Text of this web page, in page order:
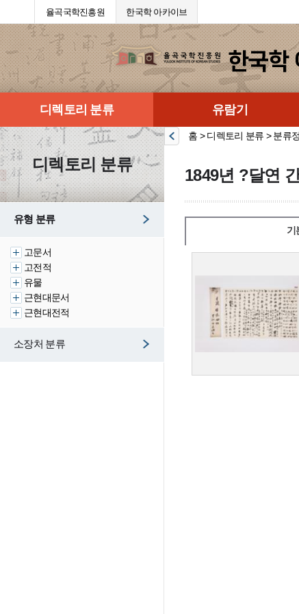
율곡국학진흥원 한국학 아카이브
디렉토리 분류 유람기
디렉토리 분류
유형 분류
고문서
고전적
유물
근현대문서
근현대전적
소장처 분류
홈 > 디렉토리 분류 > 분류
1849년 ?달연
기